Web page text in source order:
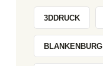
3DDRUCK
BLANKENBURG